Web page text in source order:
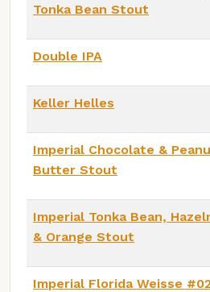
Tonka Bean Stout
Double IPA
Keller Helles
Imperial Chocolate &
Butter Stout
Imperial Tonka Bean,
& Orange Stout
Imperial Florida Weisse